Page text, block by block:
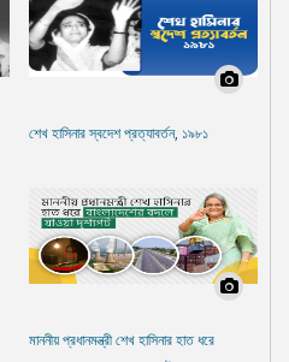
শেখ হাসিনার স্বদেশ প্রত্যাবর্তন, ১৯৮১
মাননীয় প্রধানমন্ত্রী শেখ হাসিনার হাত ধরে